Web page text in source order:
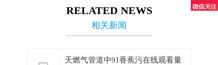
RELATED NEWS
相关新闻
天燃气管道中91香蕉污在线观看量